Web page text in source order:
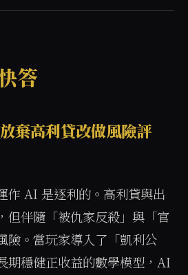
答
棄高利貸改做風險評
作 AI 是逐利的。高利貸與出
但伴隨「被仇家反殺」與「官
險。當玩家導入了「凱利公
期穩健正收益的數學模型，AI